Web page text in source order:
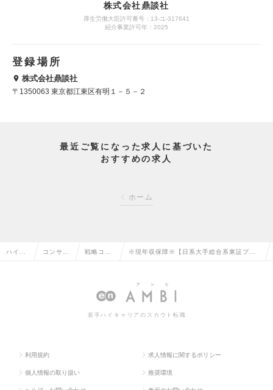
株式会社鼎談社
厚生労働大臣許可番号：13-ユ-317641
紹介事業許可年：2025
登録場所
株式会社鼎談社
〒1350063 東京都江東区有明１－５－２
最近ご覧になった求人に基づいた
おすすめの求人
ホーム
ハイク コンサル 戦略コン
トの転職
※現年収保障※【日系大手総合系東証プラ
ントポジション】の求人情報
若手ハイキャリアのスカウト転職
利用規約 求人情報に関するポリシー
個人情報の取り扱い 推奨環境